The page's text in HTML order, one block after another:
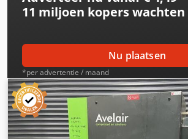
sectoren Yorick Diebels
11 miljoen koperswachten
Nu plaatsen
*per advertentie / maand